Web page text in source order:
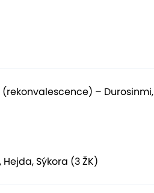
– Durosinmi,
Sýkora (3 ŽK)